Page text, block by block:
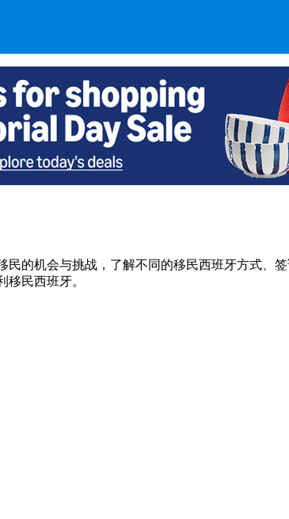
的机会与挑战，了解不同的移民西班牙方式、
民西班牙。